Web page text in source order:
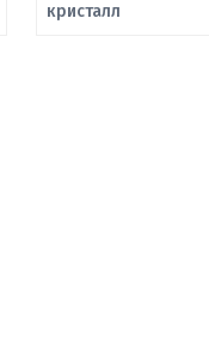
кристалл